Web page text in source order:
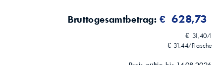
Bruttogesamtbetrag:€ 628,73
€ 31,40/l
€ 31,44/Flasche